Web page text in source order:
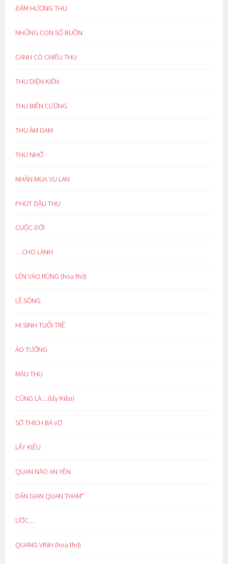
ĐẬM HƯƠNG THU
NHỮNG CON SỐ BUỒN
CÁNH CÒ CHIỀU THU
THU DIỆN KIẾN
THU BIÊN CƯƠNG
THU ẢM ĐẠM
THU NHỚ
NHÂN MÙA VU LAN
PHÚT ĐẦU THU
CUỘC ĐỜI
…CHO LÀNH
LẺN VÀO RỪNG (hoạ thơ)
LẼ SỐNG
HI SINH TUỔI TRẺ
ẢO TƯỞNG
MÀU THU
CŨNG LÀ…(lẩy Kiều)
SỞ THÍCH BÁ VƠ
LẨY KIỀU
QUAN NÀO AN YÊN
DÂN GIAN QUAN THAM*
ƯỚC…
QUANG VINH (hoạ thơ)